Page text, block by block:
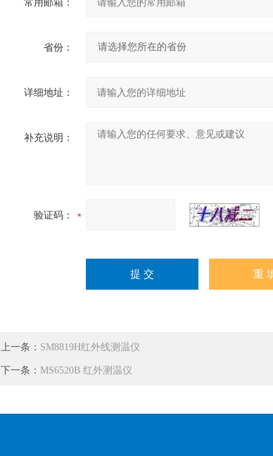
省份：
详细地址：
补充说明：
验证码：
上一条： SM8819H红外线测温仪
下一条： MS6520B 红外测温仪